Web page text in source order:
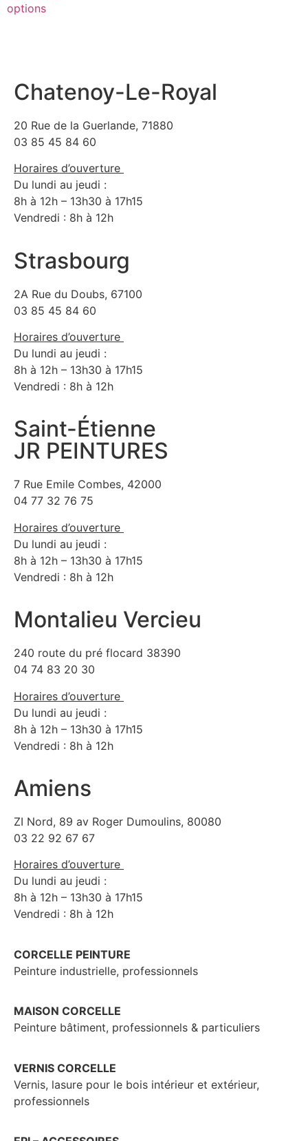
options
Chatenoy-Le-Royal
20 Rue de la Guerlande, 71880
03 85 45 84 60
Horaires d’ouverture
Du lundi au jeudi :
8h à 12h – 13h30 à 17h15
Vendredi : 8h à 12h
Strasbourg
2A Rue du Doubs, 67100
03 85 45 84 60
Horaires d’ouverture
Du lundi au jeudi :
8h à 12h – 13h30 à 17h15
Vendredi : 8h à 12h
Saint-Étienne
JR PEINTURES
7 Rue Emile Combes, 42000
04 77 32 76 75
Horaires d’ouverture
Du lundi au jeudi :
8h à 12h – 13h30 à 17h15
Vendredi : 8h à 12h
Montalieu Vercieu
240 route du pré flocard 38390
04 74 83 20 30
Horaires d’ouverture
Du lundi au jeudi :
8h à 12h – 13h30 à 17h15
Vendredi : 8h à 12h
Amiens
ZI Nord, 89 av Roger Dumoulins, 80080
03 22 92 67 67
Horaires d’ouverture
Du lundi au jeudi :
8h à 12h – 13h30 à 17h15
Vendredi : 8h à 12h
CORCELLE PEINTURE
Peinture industrielle, professionnels
MAISON CORCELLE
Peinture bâtiment, professionnels & particuliers
VERNIS CORCELLE
Vernis, lasure pour le bois intérieur et extérieur,
professionnels